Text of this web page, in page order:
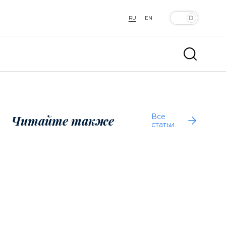
RU EN
Читайте также
Все
статьи